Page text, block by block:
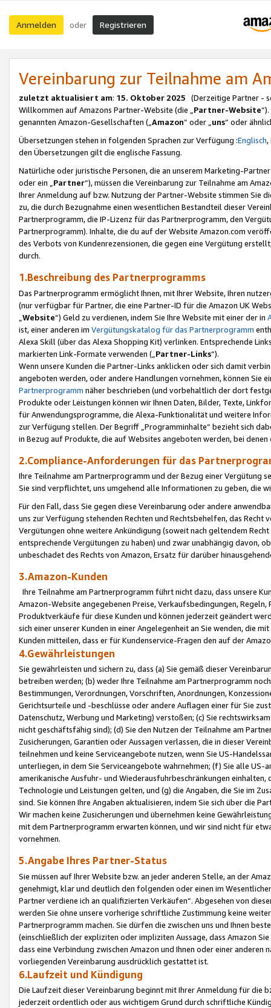
Anmelden oder Registrieren
Vereinbarung zur Teilnahme am
zuletzt aktualisiert am: 15. Oktober 2025 (Derzeitige Partner -
Willkommen auf Amazons Partner-Website (die „Partner-Website
genannten Amazon-Gesellschaften („Amazon“ oder „uns“ oder
Übersetzungen stehen in folgenden Sprachen zur Verfügung :Englisch,
den Übersetzungen gilt die englische Fassung.
Natürliche oder juristische Personen, die an unserem Marketing-
oder ein „Partner“), müssen die Vereinbarung zur Teilnahme am
Ihrer Anmeldung auf bzw. Nutzung der Partner-Website stimmen Sie
zu, die durch Bezugnahme einen wesentlichen Bestandteil dieser
Partnerprogramm, die IP-Lizenz für das Partnerprogramm, den
Partnerprogramm). Inhalte, die du auf der Website Amazon.com
des Verbots von Kundenrezensionen, die gegen eine Vergütung
durch.
1.Beschreibung des Partnerprogramms
Das Partnerprogramm ermöglicht Ihnen, mit Ihrer Website, Ihren
(nur verfügbar für Partner, die eine Partner-ID für die Amazon UK
Website“) Geld zu verdienen, indem Sie Ihre Website mit einer der in
ist, einer anderen im Vergütungskatalog für das Partnerprogramm
Alexa Skill (über das Alexa Shopping Kit) verlinken. Entsprechende
markierten Link-Formate verwenden („ Partner-Links“).
Wenn unsere Kunden die Partner-Links anklicken oder sich damit
angeboten werden, oder andere Handlungen vornehmen, können Sie
Partnerprogramm näher beschrieben (und vorbehaltlich der dort
Produkte oder Leistungen können wir Ihnen Daten, Bilder, Texte,
für Anwendungsprogramme, die Alexa-Funktionalität und weitere
zur Verfügung stellen. Der Begriff „Programminhalte“ bezieht sich
in Bezug auf Produkte, die auf Websites angeboten werden, bei
2.Compliance-Anforderungen für das
Ihre Teilnahme am Partnerprogramm und der Bezug einer Vergütung
Sie sind verpflichtet, uns umgehend alle Informationen zu geben, die
Für den Fall, dass Sie gegen diese Vereinbarung oder andere
uns zur Verfügung stehenden Rechten und Rechtsbehelfen, das
Vergütungen ohne weitere Ankündigung (soweit nach geltendem
entsprechende Vergütungen zu haben) und zwar unabhängig davon,
unbeschadet des Rechts von Amazon, Ersatz für darüber
3.Amazon-Kunden
Ihre Teilnahme am Partnerprogramm führt nicht dazu, dass unsere
Amazon-Website angegebenen Preise, Verkaufsbedingungen,
Produktverkäufe für diese Kunden und können jederzeit geändert
sich einer unserer Kunden in einer Angelegenheit an Sie wenden, die
Kunden mitteilen, dass er für Kundenservice-Fragen den auf der
4.Gewährleistungen
Sie gewährleisten und sichern zu, dass (a) Sie gemäß dieser
betreiben werden; (b) weder Ihre Teilnahme am Partnerprogramm
Bestimmungen, Verordnungen, Vorschriften, Anordnungen,
Gerichtsurteile und -beschlüsse oder andere Auflagen einer für Sie
Datenschutz, Werbung und Marketing) verstoßen; (c) Sie
nicht geschäftsfähig sind); (d) Sie den Nutzen der Teilnahme am
Zusicherungen, Garantien oder Aussagen verlassen, die in dieser
teilnehmen und keine Serviceangebote nutzen, wenn Sie US-
unterliegen, in dem Sie Serviceangebote wahrnehmen; (f) Sie alle
amerikanische Ausfuhr- und Wiederausfuhrbeschränkungen
Technologie und Leistungen gelten, und (g) die Angaben, die Sie im
sind. Sie können Ihre Angaben aktualisieren, indem Sie sich über die
Wir machen keine Zusicherungen und übernehmen keine
mit dem Partnerprogramm erwarten können, und wir sind nicht für
vornehmen.
5.Angabe Ihres Partner-Status
Sie müssen auf Ihrer Website bzw. an jeder anderen Stelle, an der
genehmigt, klar und deutlich den folgenden oder einen im
Partner verdiene ich an qualifizierten Verkäufen“. Abgesehen von
werden Sie ohne unsere vorherige schriftliche Zustimmung keine
Partnerprogramm machen. Sie dürfen die zwischen uns und Ihnen
(einschließlich der expliziten oder impliziten Aussage, dass Amazon
dass eine Verbindung zwischen Amazon und Ihnen oder einer
vorliegenden Vereinbarung ausdrücklich gestattet ist.
6.Laufzeit und Kündigung
Die Laufzeit dieser Vereinbarung beginnt mit Ihrer Anmeldung für die
jederzeit ordentlich oder aus wichtigem Grund durch schriftliche